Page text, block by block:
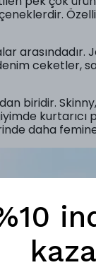
ceketler,
biridir.
kurtarıcı
daha